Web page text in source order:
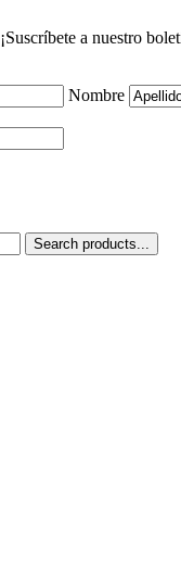
¡Suscríbete a nuestro
Nombre
Search products...